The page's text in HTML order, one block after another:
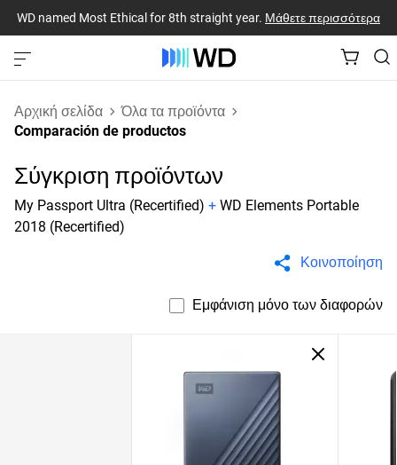
WD named Most Ethical for 8th straight year. Μάθετε περισσότερα
Αρχική σελίδα
Όλα τα προϊόντα
Comparación de productos
Σύγκριση προϊόντων
My Passport Ultra (Recertified) + WD Elements Portable
2018 (Recertified)
Κοινοποίηση
Εμφάνιση μόνο των διαφορών